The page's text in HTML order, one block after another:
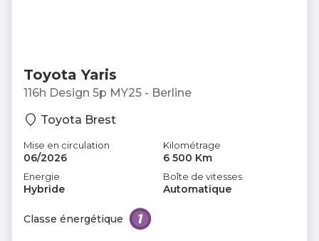
Toyota Yaris
116h Design 5p MY25 - Berline
Toyota Brest
Mise en circulation
06/2026
Kilométrage
6 500 Km
Energie
Hybride
Boîte de vitesses
Automatique
Classe énergétique